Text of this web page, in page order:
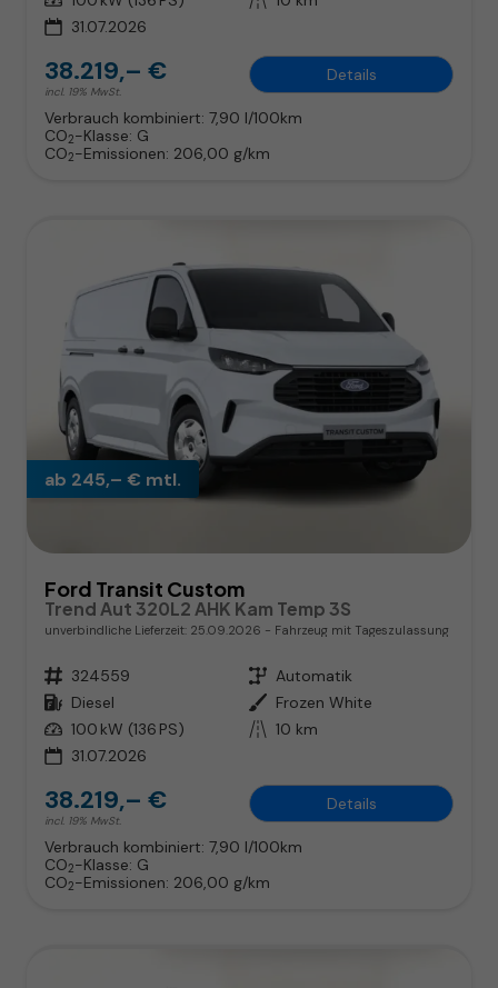
31.07.2026
38.219,– €
incl. 19% MwSt.
Details
Verbrauch kombiniert: 7,90 l/100km
CO2-Klasse: G
CO2-Emissionen: 206,00 g/km
ab 245,– € mtl.
Ford Transit Custom
Trend Aut 320L2 AHK Kam Temp 3S
unverbindliche Lieferzeit: 25.09.2026 Fahrzeug mit Tageszulassung
Fahrzeugnr. 324559 Getriebe Automatik
Kraftstoff Diesel Außenfarbe Frozen White
Leistung 100 kW (136 PS) Kilometerstand 10 km
31.07.2026
38.219,– €
incl. 19% MwSt.
Details
Verbrauch kombiniert: 7,90 l/100km
CO2-Klasse: G
CO2-Emissionen: 206,00 g/km